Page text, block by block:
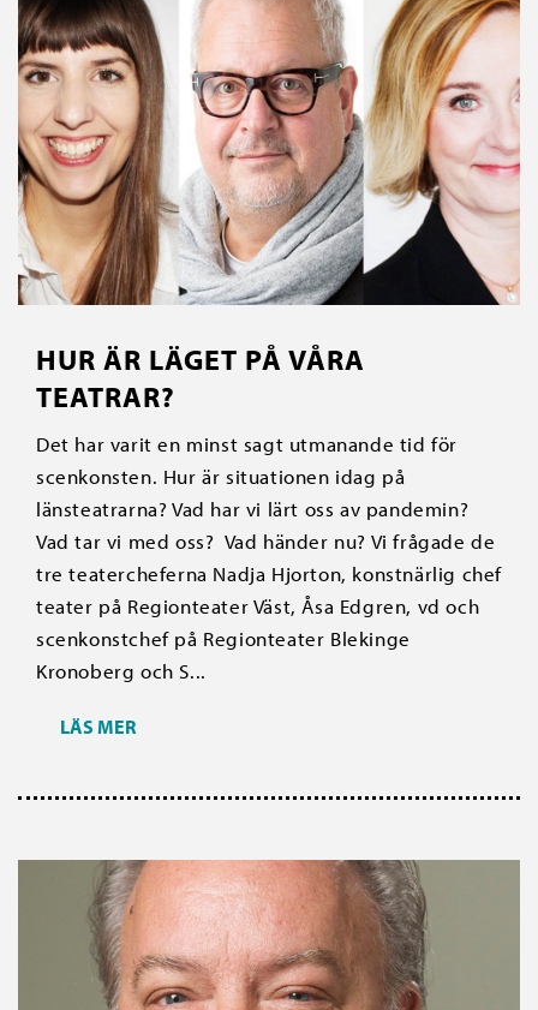
HUR ÄR LÄGET PÅ VÅRA
TEATRAR?
Det har varit en minst sagt utmanande tid för
scenkonsten. Hur är situationen idag på
länsteatrarna? Vad har vi lärt oss av pandemin?
Vad tar vi med oss? Vad händer nu? Vi frågade de
tre teatercheferna Nadja Hjorton, konstnärlig chef
teater på Regionteater Väst, Åsa Edgren, vd och
scenkonstchef på Regionteater Blekinge
Kronoberg och S...
LÄS MER